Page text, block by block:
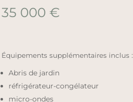
35 000 €
Équipements supplémentaires inclus :
Abris de jardin
réfrigérateur-congélateur
micro-ondes